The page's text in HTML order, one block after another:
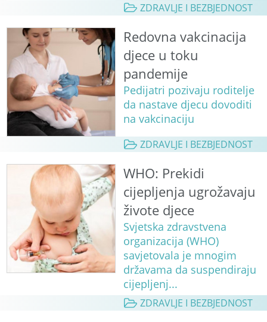
ZDRAVLJE I BEZBJEDNOST
Redovna vakcinacija
djece u toku
pandemije
Pedijatri pozivaju roditelje
da nastave djecu dovoditi
na vakcinaciju
ZDRAVLJE I BEZBJEDNOST
WHO: Prekidi
cijepljenja ugrožavaju
živote djece
Svjetska zdravstvena
organizacija (WHO)
savjetovala je mnogim
državama da suspendiraju
cijepljenj...
ZDRAVLJE I BEZBJEDNOST